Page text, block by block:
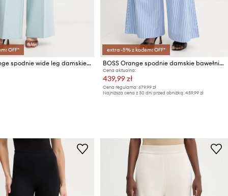
OFF*
BOSS Orange spodnie wide leg damskie C_Tiwi2
extra -5% z kodem: OFF*
BOSS Orange spodnie damskie bawełniane C Tiplyn
Cena aktualna:
439,99 zł
Cena regularna: 679,99 zł
Najniższa cena z 30 dni przed obniżką: 459,99 zł